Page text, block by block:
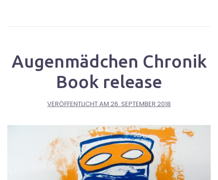
Augenmädchen Chronik
Book release
VERÖFFENTLICHT AM 26. SEPTEMBER 2018